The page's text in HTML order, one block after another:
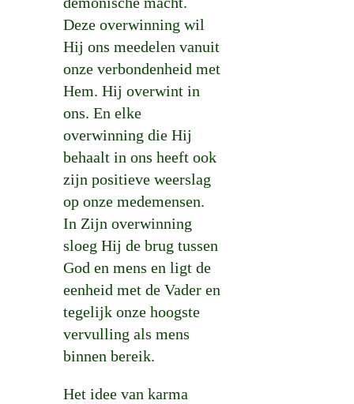
Deze overwinning wil
Hij ons meedelen vanuit
onze verbondenheid met
Hem. Hij overwint in
ons. En elke
overwinning die Hij
behaalt in ons heeft ook
zijn positieve weerslag
op onze medemensen.
In Zijn overwinning
sloeg Hij de brug tussen
God en mens en ligt de
eenheid met de Vader en
tegelijk onze hoogste
vervulling als mens
binnen bereik.
Het idee van karma